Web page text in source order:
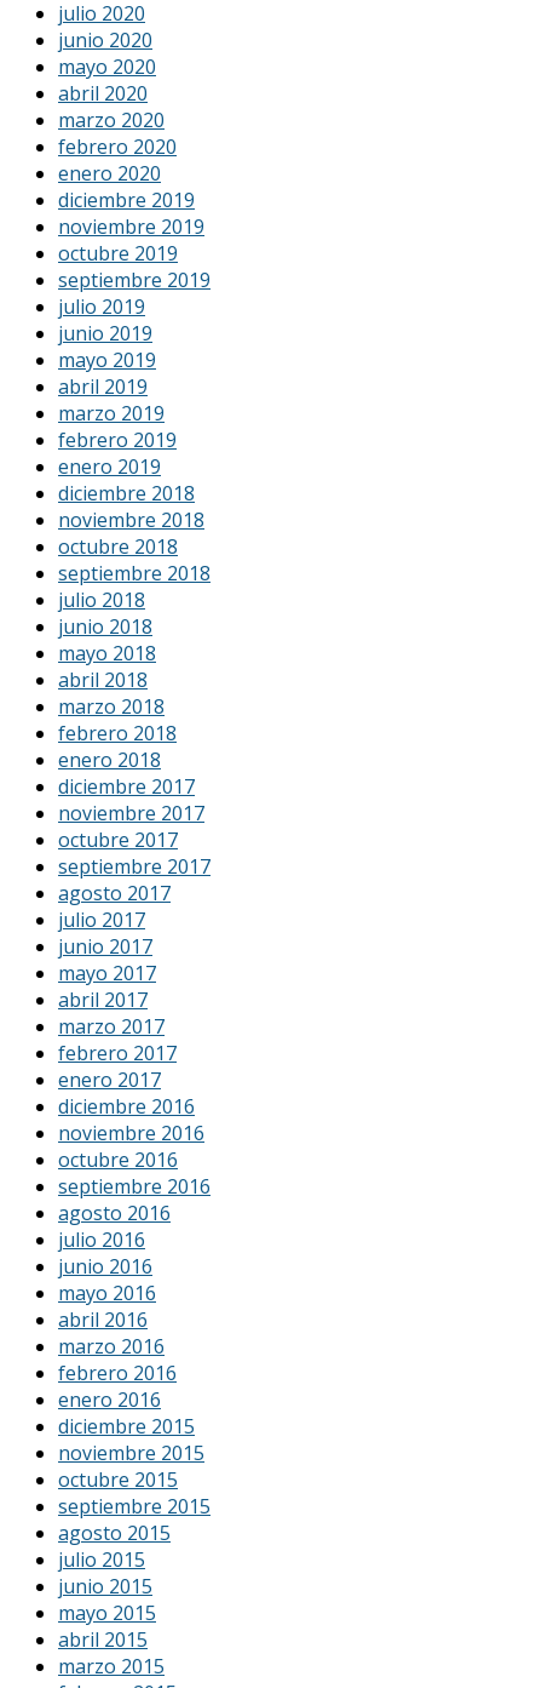
julio 2020
junio 2020
mayo 2020
abril 2020
marzo 2020
febrero 2020
enero 2020
diciembre 2019
noviembre 2019
octubre 2019
septiembre 2019
julio 2019
junio 2019
mayo 2019
abril 2019
marzo 2019
febrero 2019
enero 2019
diciembre 2018
noviembre 2018
octubre 2018
septiembre 2018
julio 2018
junio 2018
mayo 2018
abril 2018
marzo 2018
febrero 2018
enero 2018
diciembre 2017
noviembre 2017
octubre 2017
septiembre 2017
agosto 2017
julio 2017
junio 2017
mayo 2017
abril 2017
marzo 2017
febrero 2017
enero 2017
diciembre 2016
noviembre 2016
octubre 2016
septiembre 2016
agosto 2016
julio 2016
junio 2016
mayo 2016
abril 2016
marzo 2016
febrero 2016
enero 2016
diciembre 2015
noviembre 2015
octubre 2015
septiembre 2015
agosto 2015
julio 2015
junio 2015
mayo 2015
abril 2015
marzo 2015